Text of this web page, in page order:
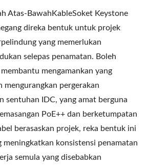
Atas-BawahKableSoket Keystone
direka bentuk untuk projek
yang memerlukan
selepas penamatan. Boleh
mengamankan yang
mengurangkan pergerakan
sentuhan IDC, yang amat berguna
PoE++ dan berketumpatan
berasaskan projek, reka bentuk ini
meningkatkan konsistensi penamatan
semula yang disebabkan